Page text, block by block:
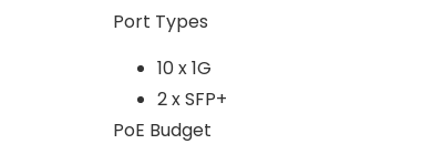
Port Types
10 x 1G
2 x SFP+
PoE Budget